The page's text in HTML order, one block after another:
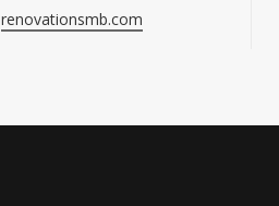
renovationsmb.com